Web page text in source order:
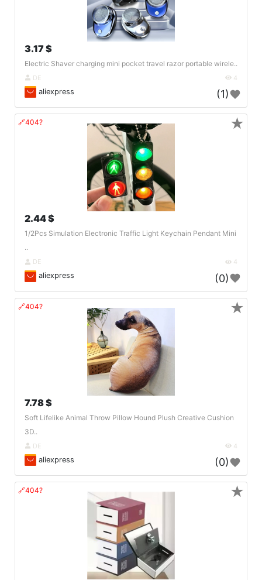
3.17 $
Electric Shaver charging mini pocket travel razor portable wirele..
DE 4
aliexpress (1)
🔗404?
2.44 $
1/2Pcs Simulation Electronic Traffic Light Keychain Pendant Mini
..
DE 4
aliexpress (0)
★
🔗404?
7.78 $
Soft Lifelike Animal Throw Pillow Hound Plush Creative Cushion
3D..
DE 4
aliexpress (0)
★
🔗404? ★